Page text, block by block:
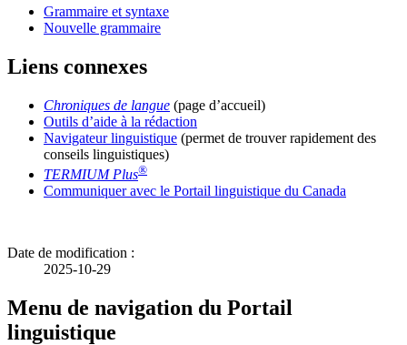
Grammaire et syntaxe
Nouvelle grammaire
Liens connexes
Chroniques de langue (page d’accueil)
Outils d’aide à la rédaction
Navigateur linguistique (permet de trouver rapidement des
conseils linguistiques)
TERMIUM Plus®
Communiquer avec le Portail linguistique du Canada
Date de modification :
2025-10-29
Menu de navigation du Portail
linguistique